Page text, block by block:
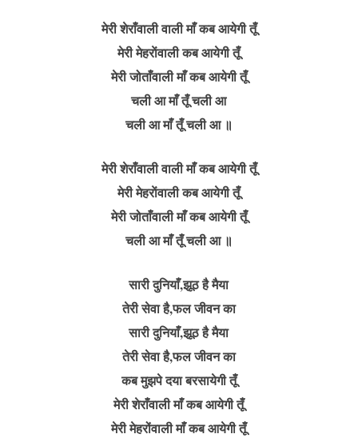
मेरी शेराँवाली वाली माँ कब आयेगी तूँ
मेरी मेहराेंवाली कब आयेगी तूँ
मेरी जोताँवाली माँ कब आयेगी तूँ
चली आ माँ तूँ चली आ
चली आ माँ तूँ चली आ ॥
मेरी शेराँवाली वाली माँ कब आयेगी तूँ
मेरी मेहराेंवाली कब आयेगी तूँ
मेरी जोताँवाली माँ कब आयेगी तूँ
चली आ माँ तूँ चली आ ॥
सारी दुनियाँ,झूठ है मैया
तेरी सेवा है,फल जीवन का
सारी दुनियाँ,झूठ है मैया
तेरी सेवा है,फल जीवन का
कब मुझपे दया बरसायेगी तूँ
मेरी शेराँवाली माँ कब आयेगी तूँ
मेरी मेहरोंवाली माँ कब आयेगी तूँ